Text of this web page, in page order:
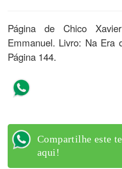
Página de Chico
Emmanuel. Livro: Na Era
Página 144.
Compartilhe este
aqui!